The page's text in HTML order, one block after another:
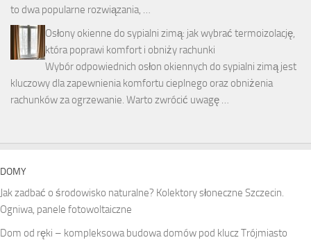
to dwa popularne rozwiązania, …
Osłony okienne do sypialni zimą: jak wybrać termoizolację,
która poprawi komfort i obniży rachunki
Wybór odpowiednich osłon okiennych do sypialni zimą jest
kluczowy dla zapewnienia komfortu cieplnego oraz obniżenia
rachunków za ogrzewanie. Warto zwrócić uwagę …
DOMY
Jak zadbać o środowisko naturalne? Kolektory słoneczne Szczecin.
Ogniwa, panele fotowoltaiczne
Dom od ręki – kompleksowa budowa domów pod klucz Trójmiasto